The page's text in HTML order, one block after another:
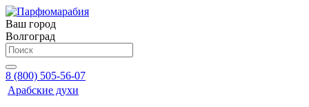
Ваш город
Волгоград
8 (800) 505-56-07
Арабские духи